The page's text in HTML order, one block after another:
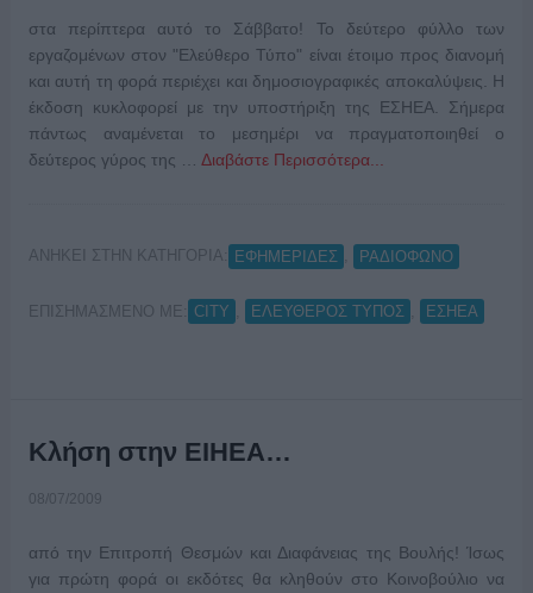
στα περίπτερα αυτό το Σάββατο! Το δεύτερο φύλλο των
εργαζομένων στον "Ελεύθερο Τύπο" είναι έτοιμο προς διανομή
και αυτή τη φορά περιέχει και δημοσιογραφικές αποκαλύψεις. Η
έκδοση κυκλοφορεί με την υποστήριξη της ΕΣΗΕΑ. Σήμερα
πάντως αναμένεται το μεσημέρι να πραγματοποιηθεί ο
δεύτερος γύρος της … Διαβάστε Περισσότερα...
ΑΝΗΚΕΙ ΣΤΗΝ ΚΑΤΗΓΟΡΙΑ: ΕΦΗΜΕΡΙΔΕΣ ΡΑΔΙΟΦΩΝΟ
ΕΠΙΣΗΜΑΣΜΕΝΟ ΜΕ: CITY ΕΛΕΥΘΕΡΟΣ ΤΥΠΟΣ ΕΣΗΕΑ
Κλήση στην ΕΙΗΕΑ…
08/07/2009
από την Επιτροπή Θεσμών και Διαφάνειας της Βουλής! Ίσως
για πρώτη φορά οι εκδότες θα κληθούν στο Κοινοβούλιο να